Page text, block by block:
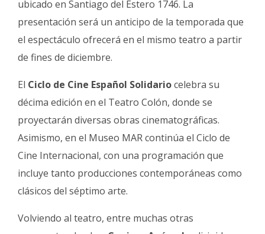
ubicado en Santiago del Estero 1746. La
presentación será un anticipo de la temporada que
el espectáculo ofrecerá en el mismo teatro a partir
de fines de diciembre.
El Ciclo de Cine Español Solidariocelebra su
décima edición en el Teatro Colón, donde se
proyectarán diversas obras cinematográficas.
Asimismo, en el Museo MAR continúa el Ciclo de
Cine Internacional, con una programación que
incluye tanto producciones contemporáneas como
clásicos del séptimo arte.
Volviendo al teatro, entre muchas otras